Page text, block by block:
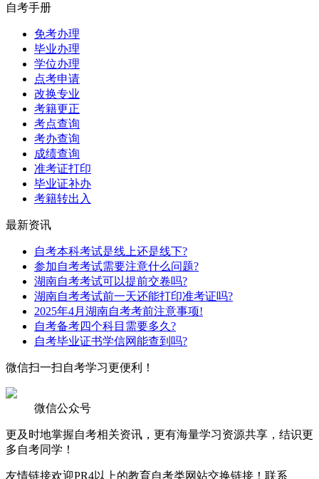
自考手册
免考办理
毕业办理
学位办理
点考申请
改换专业
考籍更正
考点查询
考办查询
成绩查询
准考证打印
毕业证补办
考籍转出入
最新资讯
自考本科考试是线上还是线下?
参加自考考试需要注意什么问题?
湖南自考考试可以提前交卷吗?
湖南自考考试前一天还能打印准考证吗?
2025年4月湖南自考考前注意事项!
自考备考四个科目需要多久?
自考毕业证书学信网能查到吗?
微信扫一扫自考学习更便利！
微信公众号
更及时地掌握自考相关资讯，更有海量学习资源共享，结识更
多自考同学！
友情链接欢迎PR4以上的教育自考类网站交换链接！联系